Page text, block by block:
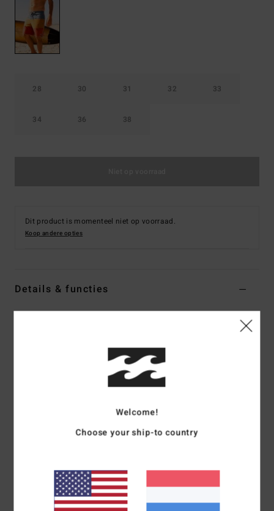
28 30 31 32 33
34 36 38
Dit product is momenteel niet op voorraad.
Koop andere opties
Details & functies
Recycler 4-way stretch stof van gerecycled
Superprestatiegerichte stof gemaakt van gerecyclede
Coating: Micro Repel waterafstotende coating voor een
lichte en sneldrogende stof
Lo Tide, moderne fit
Welcome!
Choose your ship-to country